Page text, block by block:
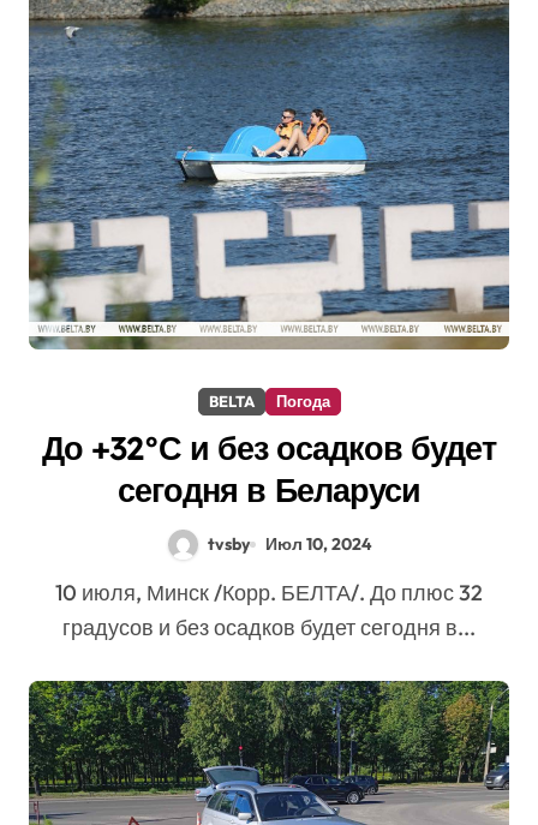
BELTA Погода
До +32°С и без осадков будет
сегодня в Беларуси
tvsby Июл 10, 2024
10 июля, Минск /Корр. БЕЛТА/. До плюс 32
градусов и без осадков будет сегодня в...